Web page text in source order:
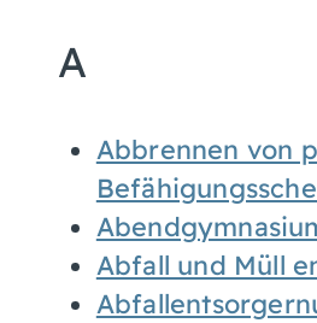
A
Abbrennen von
Abfall und Müll